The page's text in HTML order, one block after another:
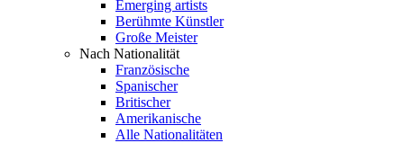
Emerging artists
Berühmte Künstler
Große Meister
Nach Nationalität
Französische
Spanischer
Britischer
Amerikanische
Alle Nationalitäten